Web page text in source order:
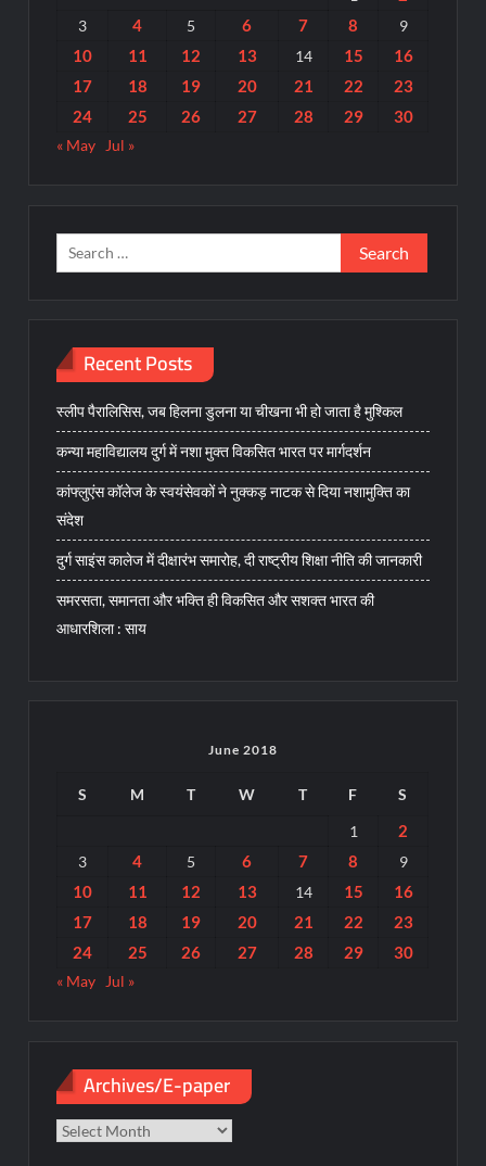
3 4 5 6 7 8 9
10 11 12 13 14 15
16
17
18 19 20 21 22
23
24
25 26 27 28 29 30
« May Jul »
Search
for:
Recent Posts
स्लीप पैरालिसिस, जब हिलना डुलना या चीखना भी हो जाता है मुश्किल
कन्या महाविद्यालय दुर्ग में नशा मुक्त विकसित भारत पर मार्गदर्शन
कांफ्लुएंस कॉलेज के स्वयंसेवकों ने नुक्कड़ नाटक से दिया नशामुक्ति का
संदेश
दुर्ग साइंस कालेज में दीक्षारंभ समारोह, दी राष्ट्रीय शिक्षा नीति की जानकारी
समरसता, समानता और भक्ति ही विकसित और सशक्त भारत की
आधारशिला : साय
June 2018
S M T W T F
S
1
2
3 4 5 6 7 8 9
10 11 12 13 14 15
16
17
18 19 20 21 22
23
24
25 26 27 28 29 30
« May Jul »
Archives/E-paper